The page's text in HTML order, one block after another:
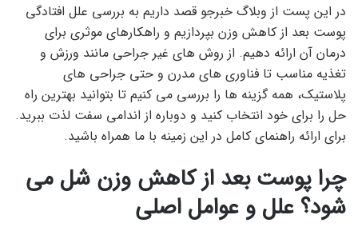
در این پست از وبلاگ خبرجو قصد داریم به بررسی علل افتادگی
پوست بعد از کاهش وزن بپردازیم و راهکارهای موثری برای
درمان آن ارائه دهیم. از روش های غیر جراحی مانند ورزش و
تغذیه مناسب تا فناوری های مدرن و حتی جراحی های
پلاستیک، همه گزینه ها را بررسی می کنیم تا بتوانید بهترین راه
حل را برای خود انتخاب کنید و دوباره از اندامی سفت لذت ببرید.
برای ارائه راهنمای کامل در این زمینه با ما همراه باشید.
چرا پوست بعد از کاهش وزن شل می
شود؟ علل و عوامل اصلی